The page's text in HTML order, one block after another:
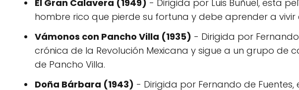
El Gran Calavera (1949) - Dirigida por Luis Buñuel, esta
hombre rico que pierde su fortuna y debe aprender a
Vámonos con Pancho Villa (1935) - Dirigida por
crónica de la Revolución Mexicana y sigue a un grupo de
de Pancho Villa.
Doña Bárbara (1943) - Dirigida por Fernando de